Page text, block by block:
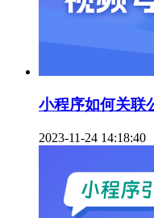
小程序如何关联
2023-11-24 14:18:40